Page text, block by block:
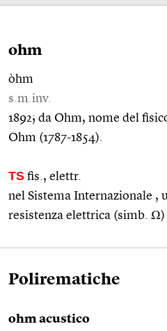
ohm
òhm
s.m.inv.
1892; da Ohm, nome del
Ohm (1787-1854).
TS fis., elettr.
nel Sistema Internazionale ,
resistenza elettrica (simb. Ω)
Polirematiche
ohm acustico